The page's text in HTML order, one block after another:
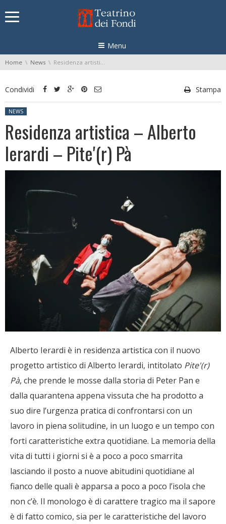
Menu
You are here:
Home News Residenza artistica – Alberto Ierardi – Pite'(r) Pà
Condividi Stampa
Posted in:
NEWS
Residenza artistica – Alberto
Ierardi – Pite'(r) Pà
Alberto Ierardi è in residenza artistica con il nuovo
progetto artistico di Alberto Ierardi, intitolato Pite'(r)
Pà, che prende le mosse dalla storia di Peter Pan e
dalla quarantena appena vissuta che ha prodotto a
suo dire l’urgenza pratica di confrontarsi con un
lavoro in piena solitudine, in un luogo e un tempo con
forti caratteristiche extra quotidiane. La memoria della
vita di tutti i giorni si è a poco a poco smarrita
lasciando il posto a nuove abitudini quotidiane al
fianco delle quali è apparsa a poco a poco l’isola che
non c’è. Il monologo è di carattere tragico ma il sapore
è di fatto comico, sia per le caratteristiche del lavoro